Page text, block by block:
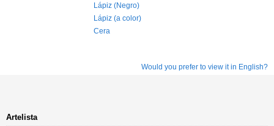
Lápiz (Negro)
Lápiz (a color)
Cera
Would you prefer to view it in English?
Artelista